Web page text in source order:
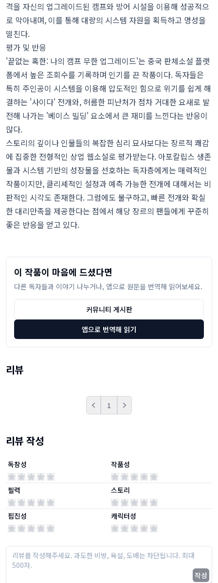
격을 자신의 업그레이드된 캠프와 방어 시설을 이용해 성공적으
로 막아내며, 이를 통해 대량의 시스템 자원을 획득하고 명성을
떨친다.
평가 및 반응
'끝없는 혹한: 나의 캠프 무한 업그레이드'는 중국 판체소설 플랫
폼에서 높은 조회수를 기록하며 인기를 끈 작품이다. 독자들은
특히 주인공이 시스템을 이용해 압도적인 힘으로 위기를 쉽게 해
결하는 '사이다' 전개와, 허름한 피난처가 점차 거대한 요새로 발
전해 나가는 '베이스 빌딩' 요소에서 큰 재미를 느낀다는 반응이
많다.
스토리의 깊이나 인물들의 복잡한 심리 묘사보다는 장르적 쾌감
에 집중한 전형적인 상업 웹소설로 평가받는다. 아포칼립스 생존
물과 시스템 기반의 성장물을 선호하는 독자층에게는 매력적인
작품이지만, 클리셰적인 설정과 예측 가능한 전개에 대해서는 비
판적인 시각도 존재한다. 그럼에도 불구하고, 빠른 전개와 확실
한 대리만족을 제공한다는 점에서 해당 장르의 팬들에게 꾸준히
좋은 반응을 얻고 있다.
이 작품이 마음에 드셨다면
다른 독자들과 이야기 나누거나, 앱으로 원문을 번역해 읽어보세요.
커뮤니티 게시판
앱으로 번역해 읽기
리뷰
Prev 1 Next
리뷰 작성
독창성
필력
핍진성
작품성
스토리
캐릭터성
작성